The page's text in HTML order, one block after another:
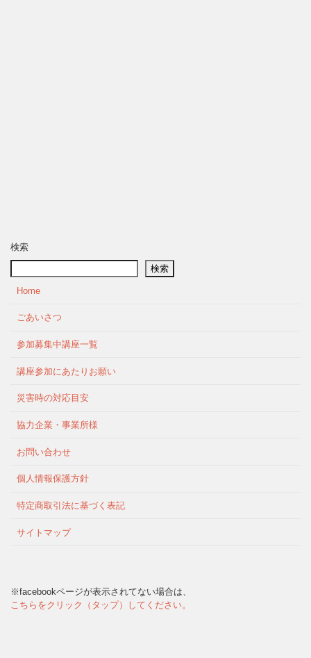
検索
検索
Home
ごあいさつ
参加募集中講座一覧
講座参加にあたりお願い
災害時の対応目安
協力企業・事業所様
お問い合わせ
個人情報保護方針
特定商取引法に基づく表記
サイトマップ
※facebookページが表示されてない場合は、
こちらをクリック（タップ）してください。